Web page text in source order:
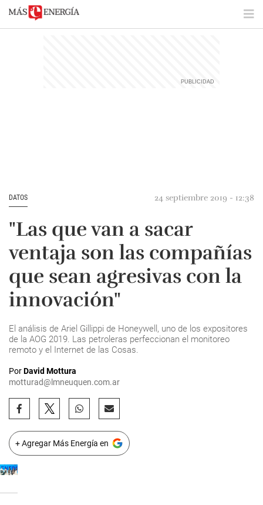
DATOS 24 septiembre 2019 - 12:38
"Las que van a sacar
ventaja son las compañías
que sean agresivas con la
innovación"
El análisis de Ariel Gillippi de Honeywell, uno de los expositores
de la AOG 2019. Las petroleras perfeccionan el monitoreo
remoto y el Internet de las Cosas.
PorDavid Mottura
motturad@lmneuquen.com.ar
+ Agregar Más Energía en